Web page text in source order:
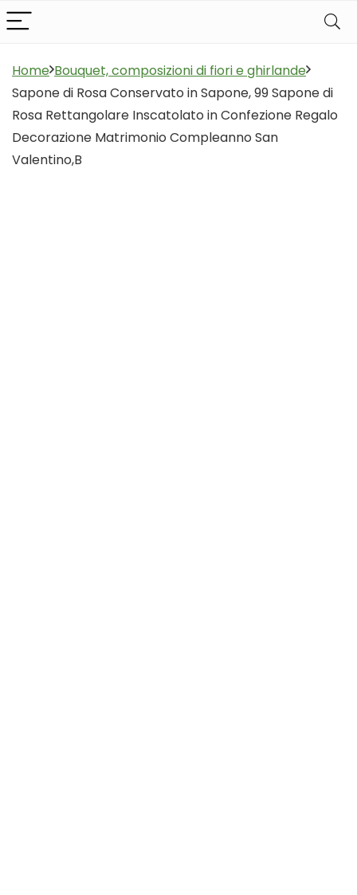
Home Bouquet, composizioni di fiori e ghirlande
Sapone di Rosa Conservato in Sapone, 99 Sapone di
Rosa Rettangolare Inscatolato in Confezione Regalo
Decorazione Matrimonio Compleanno San
Valentino,B